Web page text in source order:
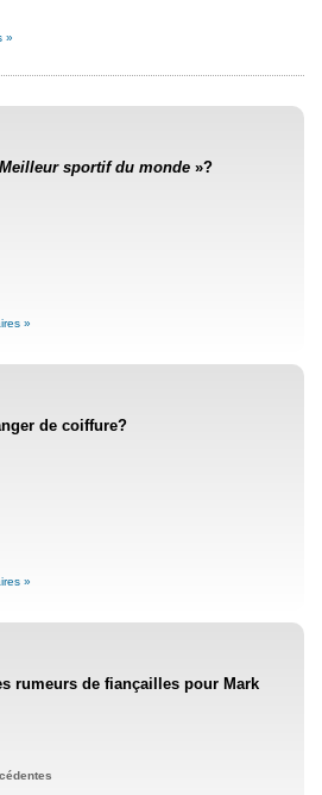
»
Meilleur sportif du monde »?
»
de coiffure?
»
rumeurs de fiançailles pour Mark